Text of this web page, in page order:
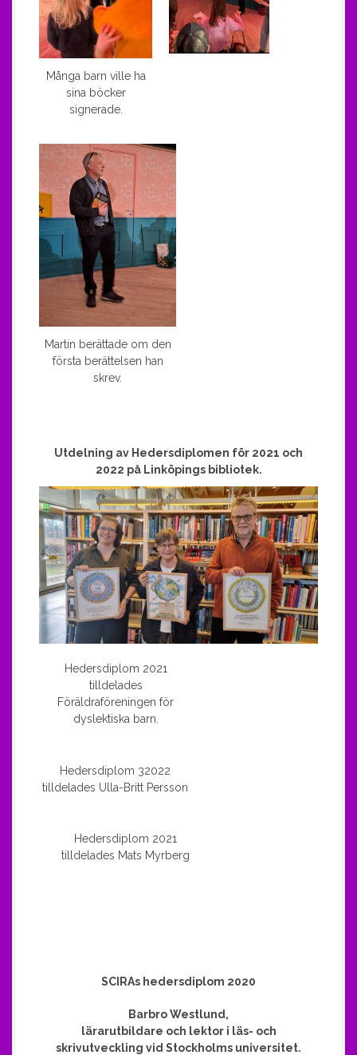
Många barn ville ha
sina böcker
signerade.
Martin berättade om den
första berättelsen han
skrev.
Utdelning av Hedersdiplomen för 2021 och
2022 på Linköpings bibliotek.
Hedersdiplom 2021
tilldelades
Föräldraföreningen för
dyslektiska barn.
Hedersdiplom 32022
tilldelades Ulla-Britt Persson
Hedersdiplom 2021
tilldelades Mats Myrberg
SCIRAs hedersdiplom 2020
Barbro Westlund,
lärarutbildare och lektor i läs- och
skrivutveckling vid Stockholms universitet.